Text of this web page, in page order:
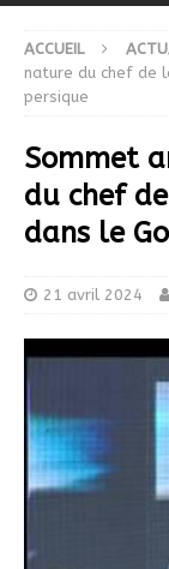
ACCUEIL
nature du chef de
persique
Sommet
du chef
dans le
21 avril 2024